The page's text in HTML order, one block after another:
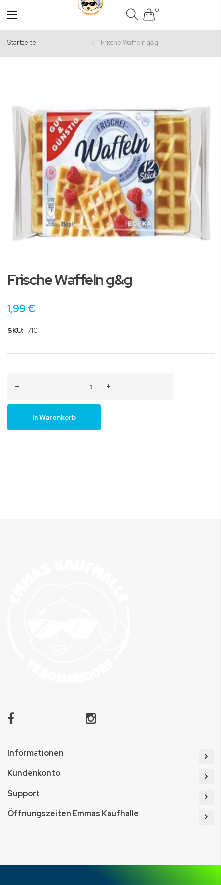
Navigation
umschalten
0
Startseite Frische Waffeln g&g
Zum
Ende
Bildgalerie
springen
der
Frische Waffeln g&g
1,99 €
SKU: 710
In Warenkorb
Informationen
Kundenkonto
Support
Öffnungszeiten Emmas Kaufhalle